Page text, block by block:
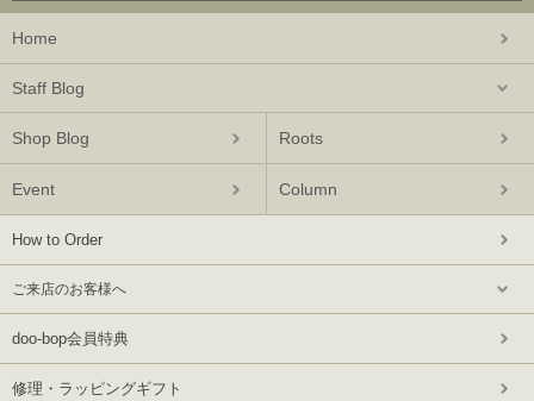
Home
Staff Blog
Shop Blog Roots
Event Column
How to Order
ご来店のお客様へ
doo-bop会員特典
修理・ラッピングギフト